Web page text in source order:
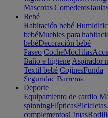
Mascotas ComederosJaulas
Bebé
Habitación bebé
bebéMuebles para
bebéDecoración bebé
Paseo CocheMochilas
Baño e higiene Aspirador
Textil bebé CojinesFunda
Seguridad Barreras
Deporte
Equipamiento de cardio
spinningElípticasBicicletas
complementosCintas